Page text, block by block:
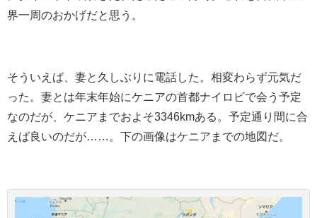
界一周のおかげだと思う。
そういえば、妻と久しぶりに電話した。相変わらず元気だ
った。妻とは年末年始にケニアの首都ナイロビで会う予定
なのだが、ケニアまでおよそ3346kmある。予定通り間に合
えば良いのだが……。下の画像はケニアまでの地図だ。